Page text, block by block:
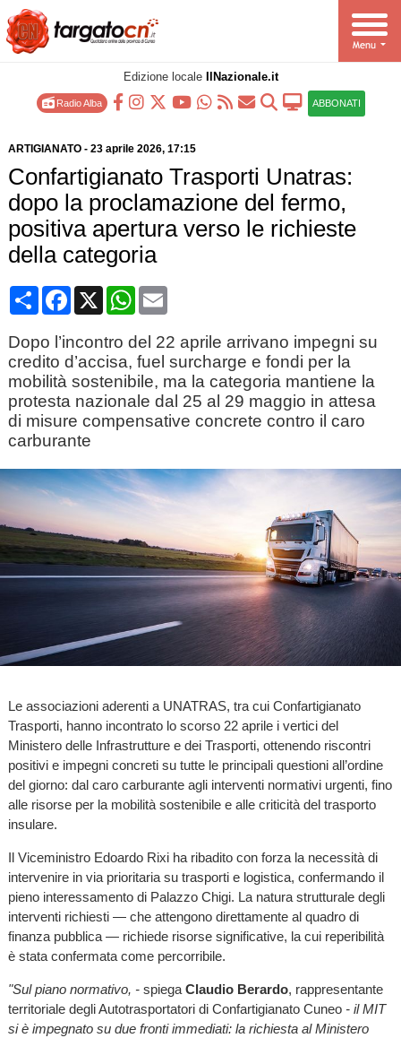
Edizione locale IlNazionale.it
Radio Alba ABBONATI
ARTIGIANATO- 23 aprile 2026, 17:15
Confartigianato Trasporti Unatras:
dopo la proclamazione del fermo,
positiva apertura verso le richieste
della categoria
CondividiFacebook
X WhatsApp
Email
Dopo l’incontro del 22 aprile arrivano impegni su
credito d’accisa, fuel surcharge e fondi per la
mobilità sostenibile, ma la categoria mantiene la
protesta nazionale dal 25 al 29 maggio in attesa
di misure compensative concrete contro il caro
carburante
Le associazioni aderenti a UNATRAS, tra cui Confartigianato
Trasporti, hanno incontrato lo scorso 22 aprile i vertici del
Ministero delle Infrastrutture e dei Trasporti, ottenendo riscontri
positivi e impegni concreti su tutte le principali questioni all’ordine
del giorno: dal caro carburante agli interventi normativi urgenti, fino
alle risorse per la mobilità sostenibile e alle criticità del trasporto
insulare.
Il Viceministro Edoardo Rixi ha ribadito con forza la necessità di
intervenire in via prioritaria su trasporti e logistica, confermando il
pieno interessamento di Palazzo Chigi. La natura strutturale degli
interventi richiesti — che attengono direttamente al quadro di
finanza pubblica — richiede risorse significative, la cui reperibilità
è stata confermata come percorribile.
"Sul piano normativo, - spiega Claudio Berardo, rappresentante
territoriale degli Autotrasportatori di Confartigianato Cuneo- il MIT
si è impegnato su due fronti immediati: la richiesta al Ministero